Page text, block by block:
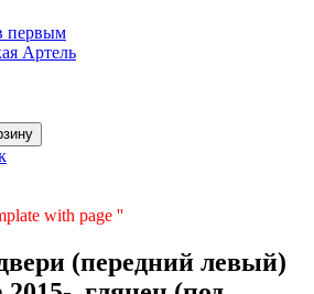
первым
Артель
в корзину
with page ''
(передний левый)